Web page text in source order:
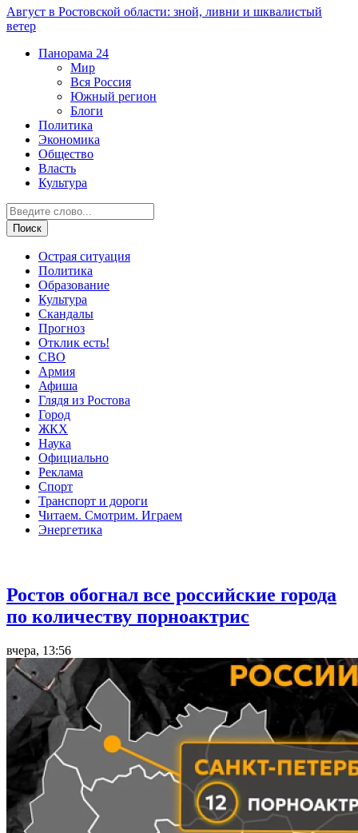
Август в Ростовской области: зной, ливни и шквалистый
ветер
Панорама 24
Мир
Вся Россия
Южный регион
Блоги
Политика
Экономика
Общество
Власть
Культура
Острая ситуация
Политика
Образование
Культура
Скандалы
Прогноз
Отклик есть!
СВО
Армия
Афиша
Глядя из Ростова
Город
ЖКХ
Наука
Официально
Реклама
Спорт
Транспорт и дороги
Читаем. Смотрим. Играем
Энергетика
Ростов обогнал все российские города
по количеству порноактрис
вчера, 13:56